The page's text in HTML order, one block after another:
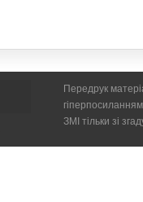
Передрук
ЗМІ тільки зі